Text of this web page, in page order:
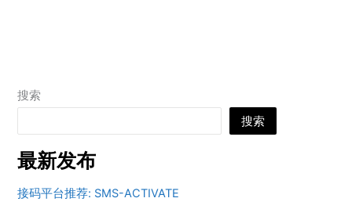
搜索
搜索
最新发布
接码平台推荐: SMS-ACTIVATE